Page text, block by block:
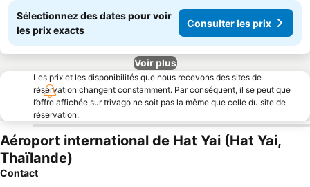
Sélectionnez des dates pour voir
les prix exacts
Consulter les prix
Voir plus
Les prix et les disponibilités que nous recevons des sites de
réservation changent constamment. Par conséquent, il se peut que
l’offre affichée sur trivago ne soit pas la même que celle du site de
réservation.
Aéroport international de Hat Yai (Hat Yai,
Thaïlande)
Contact